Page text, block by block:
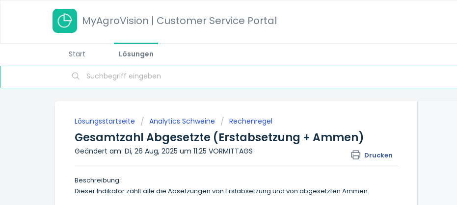
MyAgroVision | Customer Service Portal
Start Lösungen
Lösungsstartseite Analytics Schweine Rechenregel
Gesamtzahl Abgesetzte (Erstabsetzung + Ammen)
Drucken
Geändert am: Di, 26 Aug, 2025 um 11:25 VORMITTAGS
Beschreibung:
Dieser Indikator zählt alle die Absetzungen von Erstabsetzung und von abgesetzten Ammen.